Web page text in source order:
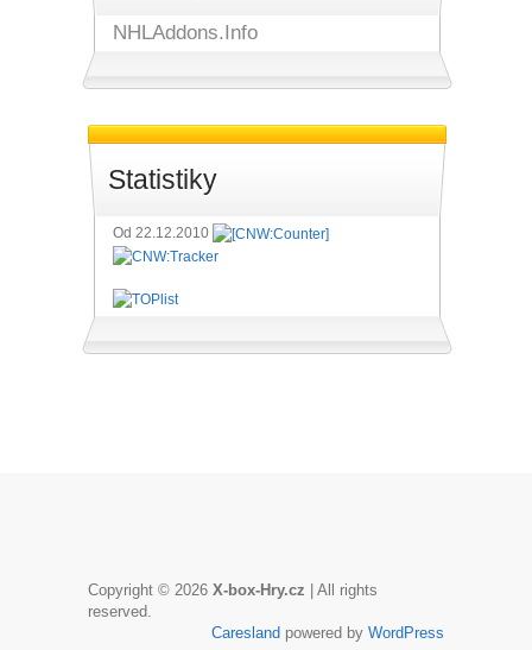
NHLAddons.Info
Statistiky
Od 22.12.2010
Copyright © 2026 X-box-Hry.cz
| All rights
reserved.
Caresland powered by WordPress